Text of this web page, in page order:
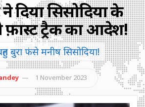
ने दिया सिसोदिया के
ट्रैक का आदेश!
बुरा फंसे मनीष सिसोदिया!
1 November 2023